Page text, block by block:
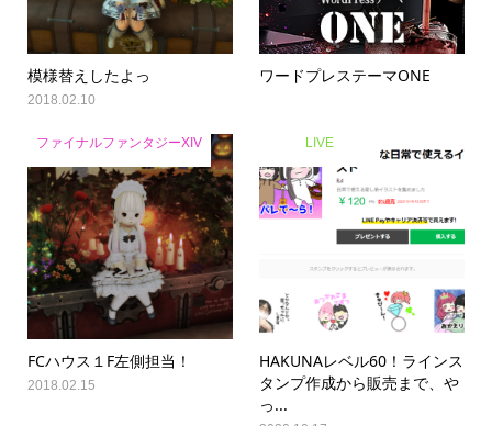
模様替えしたよっ
2018.02.10
ワードプレステーマONE
ファイナルファンタジーXIV
FCハウス１F左側担当！
2018.02.15
LIVE
HAKUNAレベル60！ラインス
タンプ作成から販売まで、や
っ...